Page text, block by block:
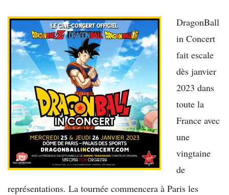
DragonBall
in Concert
fait escale
dès janvier
2023 dans
toute la
France avec
une
vingtaine
de
représentations. La tournée commencera à Paris les